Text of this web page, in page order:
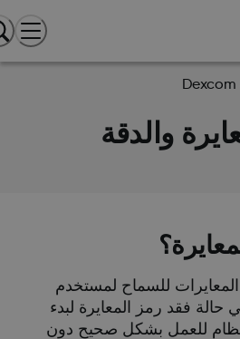
والدقة
للسماح لمستخدم
فقد رمز المعايرة لبدء
للعمل بشكل صحيح دون